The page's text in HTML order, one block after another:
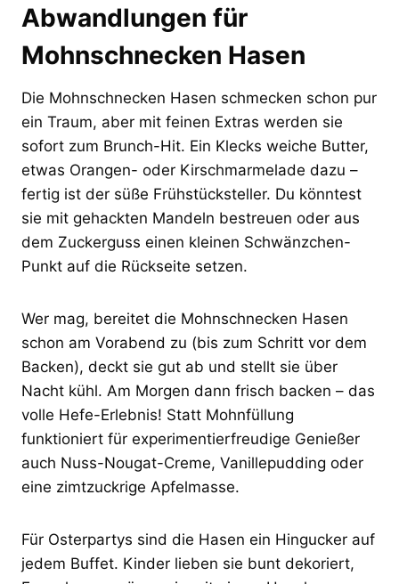
Abwandlungen für
Mohnschnecken Hasen
Die Mohnschnecken Hasen schmecken schon pur
ein Traum, aber mit feinen Extras werden sie
sofort zum Brunch-Hit. Ein Klecks weiche Butter,
etwas Orangen- oder Kirschmarmelade dazu –
fertig ist der süße Frühstücksteller. Du könntest
sie mit gehackten Mandeln bestreuen oder aus
dem Zuckerguss einen kleinen Schwänzchen-
Punkt auf die Rückseite setzen.
Wer mag, bereitet die Mohnschnecken Hasen
schon am Vorabend zu (bis zum Schritt vor dem
Backen), deckt sie gut ab und stellt sie über
Nacht kühl. Am Morgen dann frisch backen – das
volle Hefe-Erlebnis! Statt Mohnfüllung
funktioniert für experimentierfreudige Genießer
auch Nuss-Nougat-Creme, Vanillepudding oder
eine zimtzuckrige Apfelmasse.
Für Osterpartys sind die Hasen ein Hingucker auf
jedem Buffet. Kinder lieben sie bunt dekoriert,